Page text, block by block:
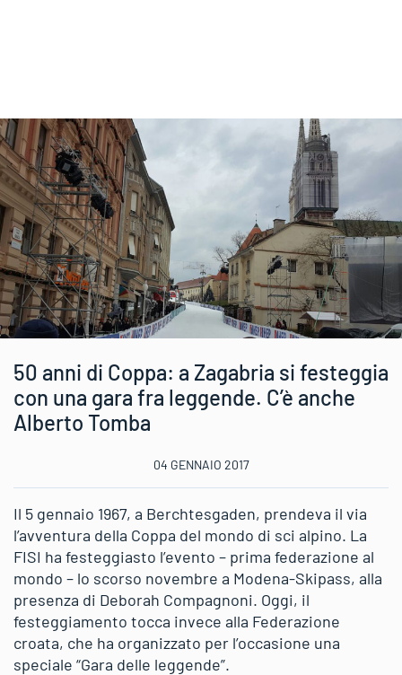
50 anni di Coppa: a Zagabria si festeggia
con una gara fra leggende. C’è anche
Alberto Tomba
04 GENNAIO 2017
Il 5 gennaio 1967, a Berchtesgaden, prendeva il via
l’avventura della Coppa del mondo di sci alpino. La
FISI ha festeggiasto l’evento – prima federazione al
mondo – lo scorso novembre a Modena-Skipass, alla
presenza di Deborah Compagnoni. Oggi, il
festeggiamento tocca invece alla Federazione
croata, che ha organizzato per l’occasione una
speciale “Gara delle leggende”.